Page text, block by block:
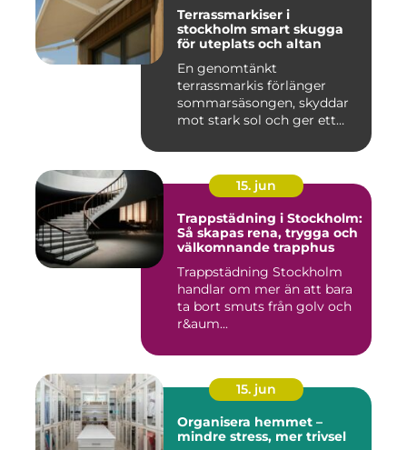
Terrassmarkiser i
stockholm smart skugga
för uteplats och altan
En genomtänkt
terrassmarkis förlänger
sommarsäsongen, skyddar
mot stark sol och ger ett
15. jun
Trappstädning i Stockholm:
Så skapas rena, trygga och
välkomnande trapphus
Trappstädning Stockholm
handlar om mer än att bara
ta bort smuts från golv och
r&aum...
15. jun
Organisera hemmet –
mindre stress, mer trivsel